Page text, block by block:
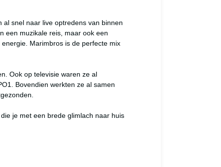
snel naar live optredens van binnen
een muzikale reis, maar ook een
Marimbros is de perfecte mix
Ook op televisie waren ze al
Bovendien werkten ze al samen
je met een brede glimlach naar huis